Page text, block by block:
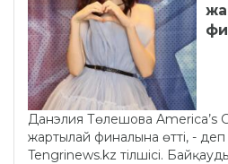
Данэлия Төлешова America’s
жартылай финалына өтті, -
Tengrinews.kz тілшісі.